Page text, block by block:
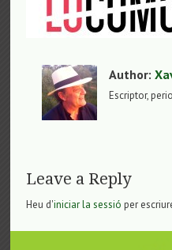
Author:
Escriptor,
Leave a Reply
Heu d'iniciar la sessió per